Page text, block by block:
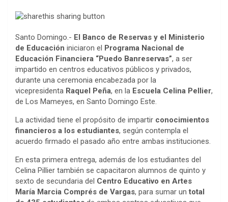
Santo Domingo.- El Banco de Reservas y el Ministerio
de Educación iniciaron el Programa Nacional de
Educación Financiera “Puedo Banreservas”, a ser
impartido en centros educativos públicos y privados,
durante una ceremonia encabezada por la
vicepresidenta Raquel Peña, en la Escuela Celina Pellier,
de Los Mameyes, en Santo Domingo Este.
La actividad tiene el propósito de impartir conocimientos
financieros a los estudiantes, según contempla el
acuerdo firmado el pasado año entre ambas instituciones.
En esta primera entrega, además de los estudiantes del
Celina Pillier también se capacitaron alumnos de quinto y
sexto de secundaria del Centro Educativo en Artes
María Marcia Comprés de Vargas, para sumar untotal